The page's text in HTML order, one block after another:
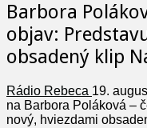
Barbora
objav:
obsadený klip
Rádio Rebeca 19.
na Barbora Poláková –
nový, hviezdami